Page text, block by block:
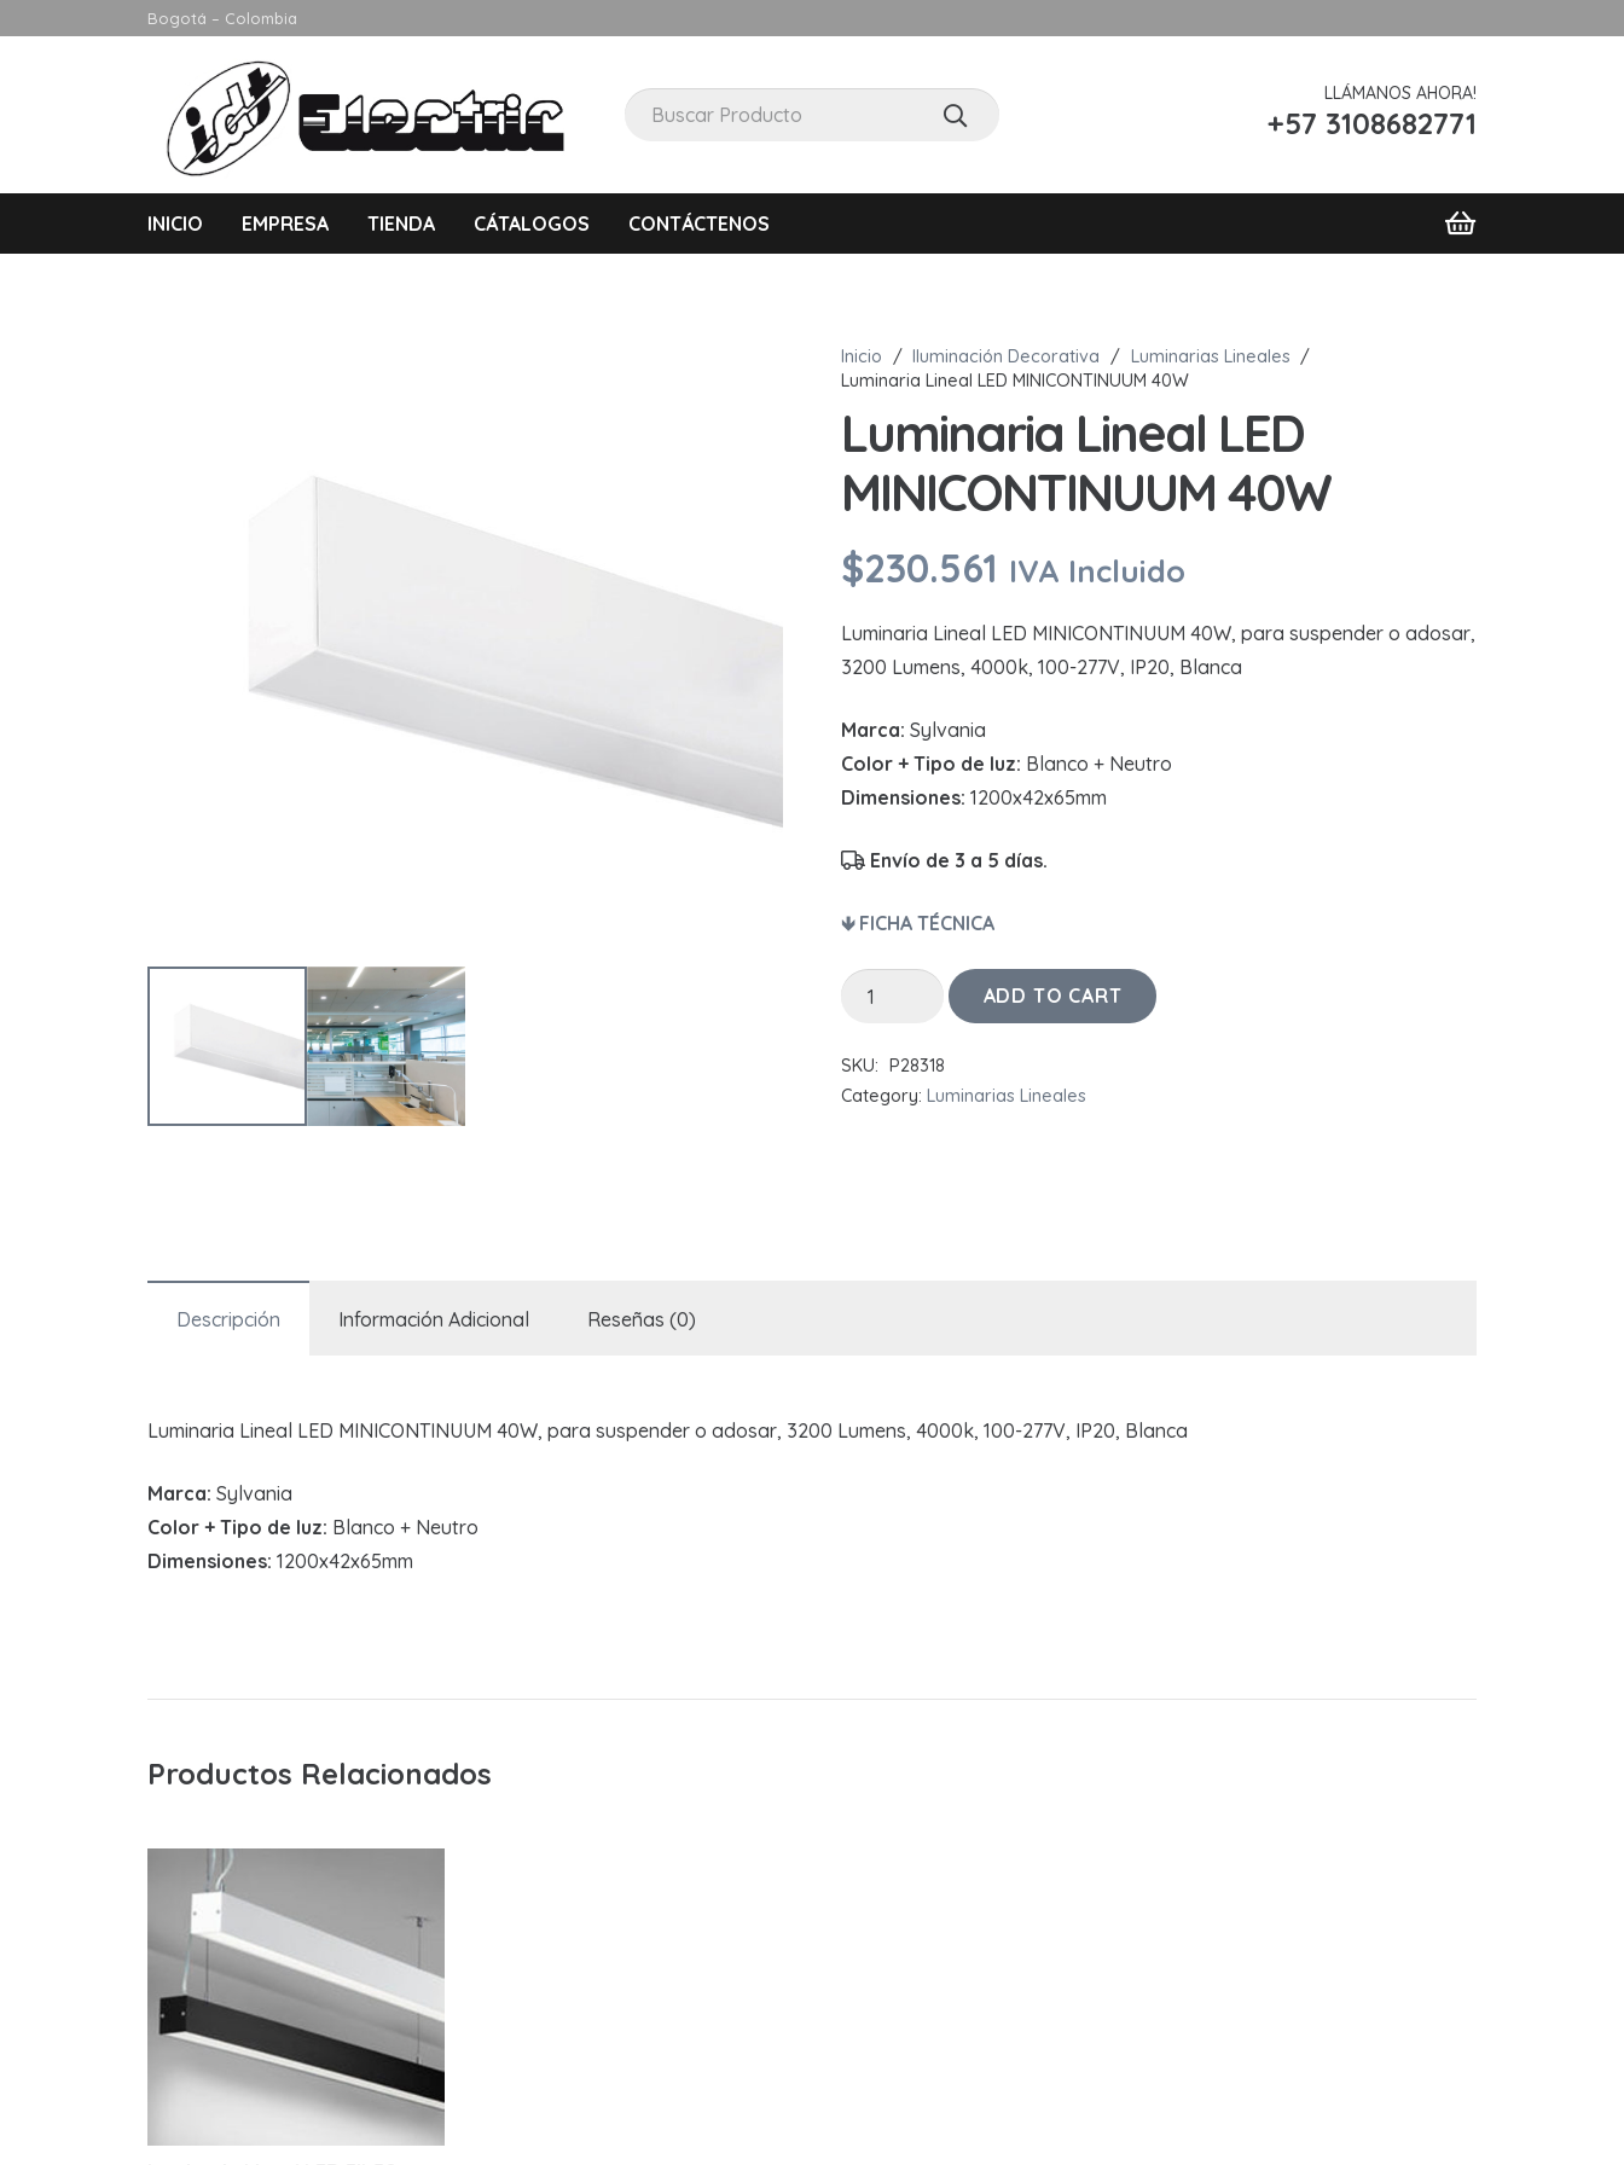
Bogotá – Colombia
LLÁMANOS AHORA!
+57 3108682771
INICIO EMPRESA TIENDA CÁTALOGOS CONTÁCTENOS
Inicio / Iluminación Decorativa / Luminarias Lineales /
Luminaria Lineal LED MINICONTINUUM 40W
Luminaria Lineal LED
MINICONTINUUM 40W
$230.561 IVA Incluido
Luminaria Lineal LED MINICONTINUUM 40W, para suspender o adosar,
3200 Lumens, 4000k, 100-277V, IP20, Blanca
Marca: Sylvania
Color + Tipo de luz: Blanco + Neutro
Dimensiones: 1200x42x65mm
Envío de 3 a 5 días.
🡻 FICHA TÉCNICA
Luminaria
LED
MINICONTINUUM
ADD TO CART
SKU: P28318
Category: Luminarias Lineales
Descripción Información Adicional Reseñas (0)
Luminaria Lineal LED MINICONTINUUM 40W, para suspender o adosar, 3200 Lumens, 4000k, 100-277V, IP20, Blanca
Marca: Sylvania
Color + Tipo de luz: Blanco + Neutro
Dimensiones: 1200x42x65mm
Productos Relacionados